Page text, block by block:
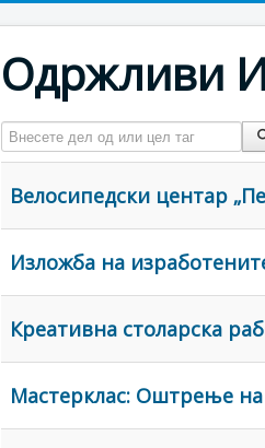
Одржливи
Внесете дел од или цел таг
Велосипедски центар
Изложба на
Креативна столарска
Мастерклас: Оштрење на